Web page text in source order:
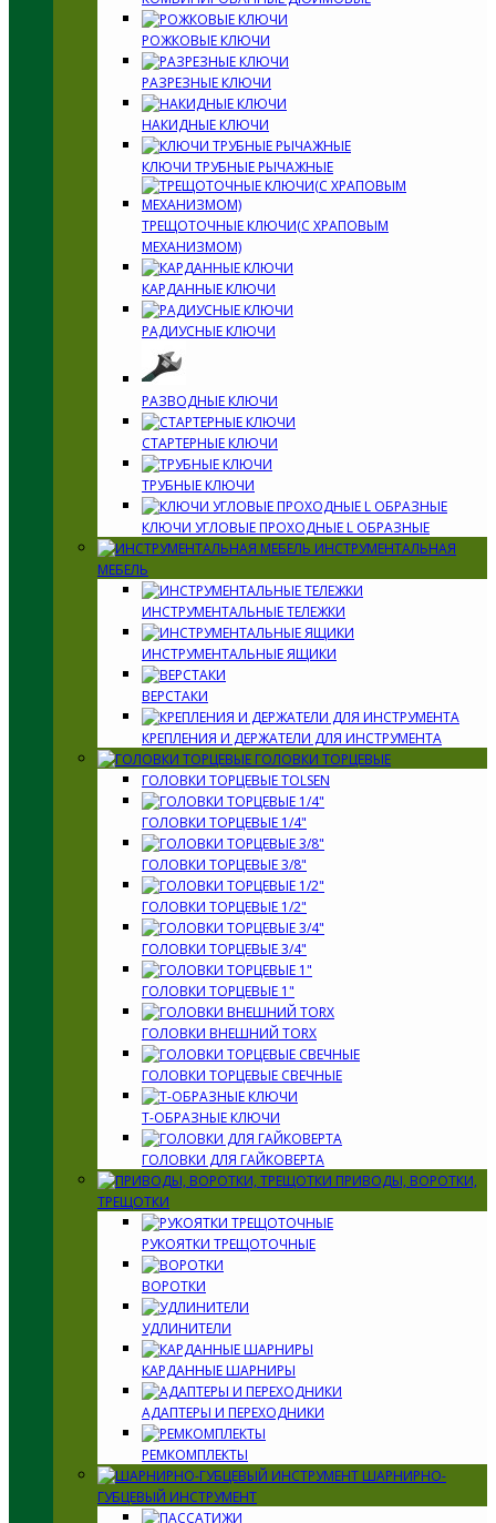
РОЖКОВЫЕ КЛЮЧИ
РАЗРЕЗНЫЕ КЛЮЧИ
НАКИДНЫЕ КЛЮЧИ
КЛЮЧИ ТРУБНЫЕ РЫЧАЖНЫЕ
ТРЕЩОТОЧНЫЕ КЛЮЧИ(С ХРАПОВЫМ
МЕХАНИЗМОМ)
КАРДАННЫЕ КЛЮЧИ
РАДИУСНЫЕ КЛЮЧИ
РАЗВОДНЫЕ КЛЮЧИ
СТАРТЕРНЫЕ КЛЮЧИ
ТРУБНЫЕ КЛЮЧИ
КЛЮЧИ УГЛОВЫЕ ПРОХОДНЫЕ L ОБРАЗНЫЕ
ИНСТРУМЕНТАЛЬНАЯ
МЕБЕЛЬ
ИНСТРУМЕНТАЛЬНЫЕ ТЕЛЕЖКИ
ИНСТРУМЕНТАЛЬНЫЕ ЯЩИКИ
ВЕРСТАКИ
КРЕПЛЕНИЯ И ДЕРЖАТЕЛИ ДЛЯ ИНСТРУМЕНТА
ГОЛОВКИ ТОРЦЕВЫЕ
ГОЛОВКИ ТОРЦЕВЫЕ TOLSEN
ГОЛОВКИ ТОРЦЕВЫЕ 1/4"
ГОЛОВКИ ТОРЦЕВЫЕ 3/8"
ГОЛОВКИ ТОРЦЕВЫЕ 1/2"
ГОЛОВКИ ТОРЦЕВЫЕ 3/4"
ГОЛОВКИ ТОРЦЕВЫЕ 1"
ГОЛОВКИ ВНЕШНИЙ TORX
ГОЛОВКИ ТОРЦЕВЫЕ СВЕЧНЫЕ
Т-ОБРАЗНЫЕ КЛЮЧИ
ГОЛОВКИ ДЛЯ ГАЙКОВЕРТА
ПРИВОДЫ, ВОРОТКИ,
ТРЕЩОТКИ
РУКОЯТКИ ТРЕЩОТОЧНЫЕ
ВОРОТКИ
УДЛИНИТЕЛИ
КАРДАННЫЕ ШАРНИРЫ
АДАПТЕРЫ И ПЕРЕХОДНИКИ
РЕМКОМПЛЕКТЫ
ШАРНИРНО-
ГУБЦЕВЫЙ ИНСТРУМЕНТ